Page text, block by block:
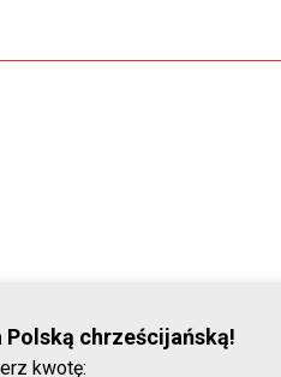
chrześcijańską!
kwotę: